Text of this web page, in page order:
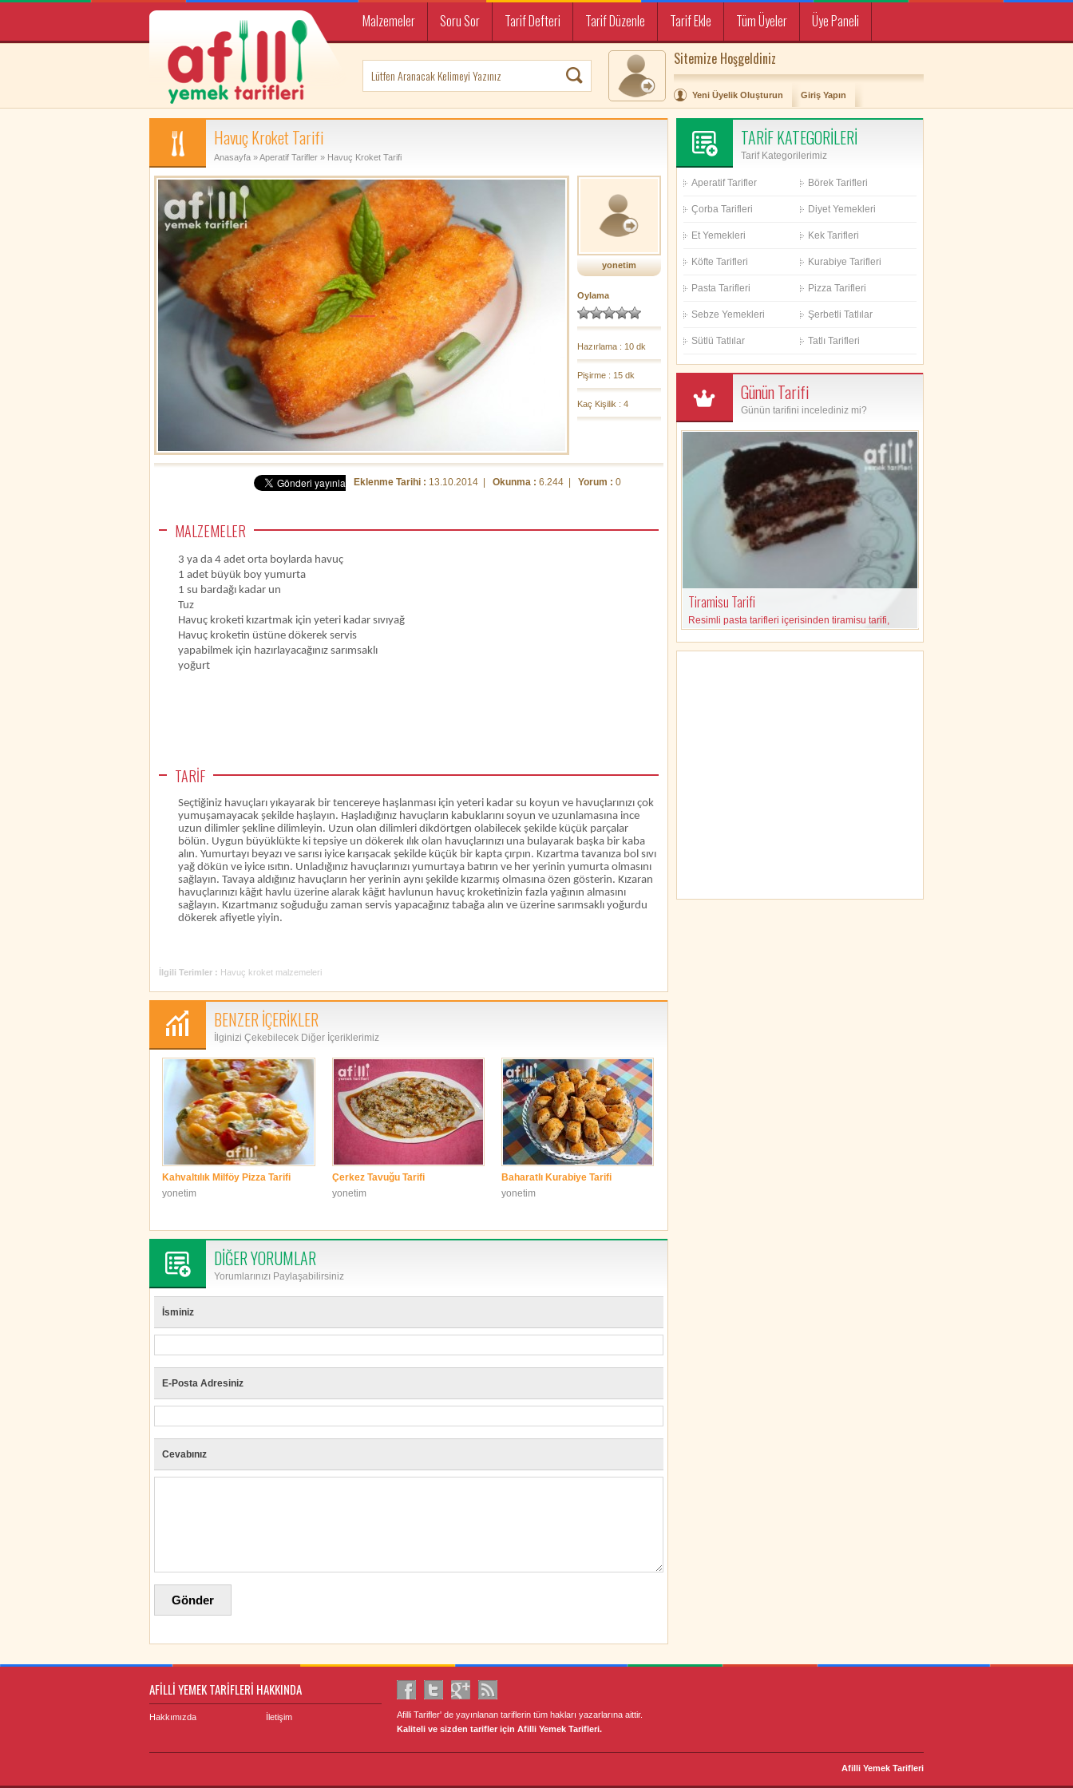
Malzemeler Soru Sor Tarif Defteri Tarif Düzenle Tarif Ekle Tüm Üyeler
Üye Paneli
Sitemize Hoşgeldiniz
Yeni Üyelik Oluşturun Giriş Yapın
Havuç Kroket Tarifi
Anasayfa »Aperatif Tarifler » Havuç Kroket Tarifi
yonetim
Oylama
Hazırlama : 10 dk
Pişirme : 15 dk
Kaç Kişilik : 4
Eklenme Tarihi : 13.10.2014 | Okunma : 6.244 | Yorum : 0
MALZEMELER
3 ya da 4 adet orta boylarda havuç
1 adet büyük boy yumurta
1 su bardağı kadar un
Tuz
Havuç kroketi kızartmak için yeteri kadar sıvıyağ
Havuç kroketin üstüne dökerek servis
yapabilmek için hazırlayacağınız sarımsaklı
yoğurt
TARİF
Seçtiğiniz havuçları yıkayarak bir tencereye haşlanması için yeteri kadar su koyun ve havuçlarınızı çok
yumuşamayacak şekilde haşlayın. Haşladığınız havuçların kabuklarını soyun ve uzunlamasına ince
uzun dilimler şekline dilimleyin. Uzun olan dilimleri dikdörtgen olabilecek şekilde küçük parçalar
bölün. Uygun büyüklükte ki tepsiye un dökerek ılık olan havuçlarınızı una bulayarak başka bir kaba
alın. Yumurtayı beyazı ve sarısı iyice karışacak şekilde küçük bir kapta çırpın. Kızartma tavanıza bol sıvı
yağ dökün ve iyice ısıtın. Unladığınız havuçlarınızı yumurtaya batırın ve her yerinin yumurta olmasını
sağlayın. Tavaya aldığınız havuçların her yerinin aynı şekilde kızarmış olmasına özen gösterin. Kızaran
havuçlarınızı kâğıt havlu üzerine alarak kâğıt havlunun havuç kroketinizin fazla yağının almasını
sağlayın. Kızartmanız soğuduğu zaman servis yapacağınız tabağa alın ve üzerine sarımsaklı yoğurdu
dökerek afiyetle yiyin.
İlgili Terimler : Havuç kroket malzemeleri
BENZER İÇERİKLER
İlginizi Çekebilecek Diğer İçeriklerimiz
Kahvaltılık Milföy Pizza Tarifi
yonetim
Çerkez Tavuğu Tarifi
yonetim
Baharatlı Kurabiye Tarifi
yonetim
DİĞER YORUMLAR
Yorumlarınızı Paylaşabilirsiniz
İsminiz
E-Posta Adresiniz
Cevabınız
TARİF KATEGORİLERİ
Tarif Kategorilerimiz
Aperatif Tarifler Börek Tarifleri
Çorba Tarifleri Diyet Yemekleri
Et Yemekleri Kek Tarifleri
Köfte Tarifleri Kurabiye Tarifleri
Pasta Tarifleri Pizza Tarifleri
Sebze Yemekleri Şerbetli Tatlılar
Sütlü Tatlılar Tatlı Tarifleri
Günün Tarifi
Günün tarifini incelediniz mi?
Tiramisu Tarifi
Resimli pasta tarifleri içerisinden tiramisu tarifi,
AFİLLİ YEMEK TARİFLERİ HAKKINDA
Hakkımızda İletişim
Afilli Tarifler' de yayınlanan tariflerin tüm hakları yazarlarına aittir.
Kaliteli ve sizden tarifler için Afilli Yemek Tarifleri.
Afilli Yemek Tarifleri